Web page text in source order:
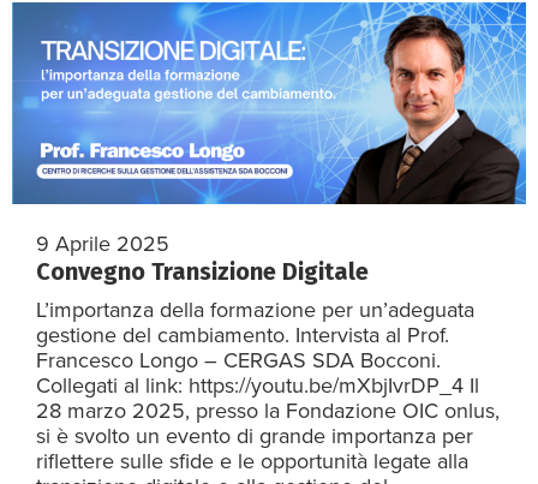
9 Aprile 2025
Convegno Transizione Digitale
L’importanza della formazione per un’adeguata
gestione del cambiamento. Intervista al Prof.
Francesco Longo – CERGAS SDA Bocconi.
Collegati al link: https://youtu.be/mXbjIvrDP_4 Il
28 marzo 2025, presso la Fondazione OIC onlus,
si è svolto un evento di grande importanza per
riflettere sulle sfide e le opportunità legate alla